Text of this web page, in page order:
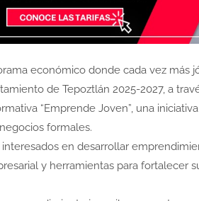
económico donde cada vez más
de Tepoztlán 2025-2027, a
“Emprende Joven”, una
formales.
en desarrollar
y herramientas para fortalecer